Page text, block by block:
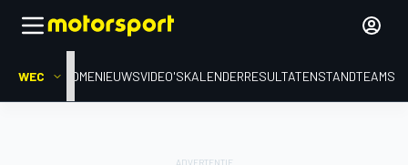
WEC HOMENIEUWSVIDEO'SKALENDERRESULTATENSTANDTEAMS